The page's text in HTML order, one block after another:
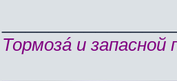
Тормозá и